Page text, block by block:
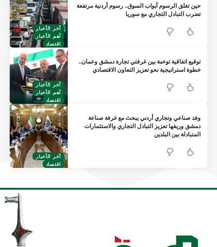
آخر الأخبار
أهم الأخبار
اقتصاد
حين تغلق الرسوم أبواب السوق.. رسوم أردنية مرتفعة
تضرب التبادل التجاري مع سوريا
آخر الأخبار
أهم الأخبار
اقتصاد
توقيع اتفاقية توءمة بين غرفتي تجارة دمشق وعمان..
خطوة استراتيجية نحو تعزيز التعاون الاقتصادي
آخر الأخبار
اقتصاد
وفد صناعي وتجاري أردني يبحث مع غرفة صناعة
دمشق وريفها تعزيز التبادل التجاري والاستثمارات
المتبادلة بين البلدين